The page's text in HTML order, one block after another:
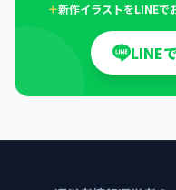
＋新作イラストをLINEで
LINE